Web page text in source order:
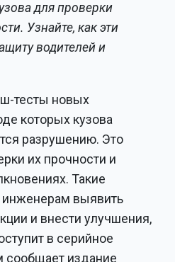
для проверки
Узнайте, как эти
водителей и
тесты новых
которых кузова
разрушению. Это
их прочности и
Такие
выявить
и внести улучшения,
в серийное
сообщает издание